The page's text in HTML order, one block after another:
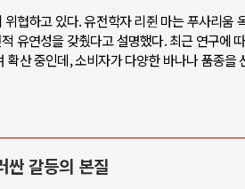
위협하고 있다. 유전학자 리쥔 마는 푸사리움
유연성을 갖췄다고 설명했다. 최근 연구에
산 중인데, 소비자가 다양한 바나나 품종을
싼 갈등의 본질